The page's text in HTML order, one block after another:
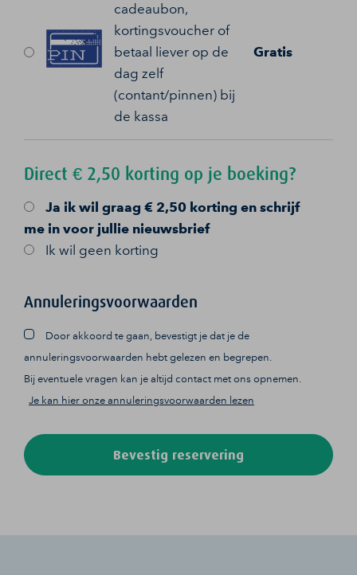
cadeaubon,
kortingsvoucher of
betaal liever op de
dag zelf
(contant/pinnen) bij
de kassa
Gratis
Direct € 2,50 korting op je boeking?
Ja ik wil graag € 2,50 korting en schrijf
me in voor jullie nieuwsbrief
Ik wil geen korting
Annuleringsvoorwaarden
Door akkoord te gaan, bevestigt je dat je de
annuleringsvoorwaarden hebt gelezen en begrepen.
Bij eventuele vragen kan je altijd contact met ons opnemen.
Je kan hier onze annuleringsvoorwaarden lezen
Bevestig reservering